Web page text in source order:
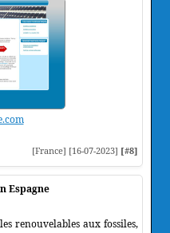
[France] [16-07-2023] [#8]
Espagne
renouvelables aux fossiles,